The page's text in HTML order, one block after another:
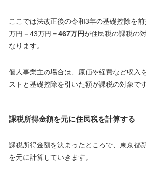
ここでは法改正後の令和3年の基礎控除を
万円－43万円＝467万円が住民税の課税の
なります。
個人事業主の場合は、原価や経費など収入
ストと基礎控除を引いた額が課税の対象で
課税所得金額を元に住民税を計算する
課税所得金額を決まったところで、東京都
を元に計算していきます。